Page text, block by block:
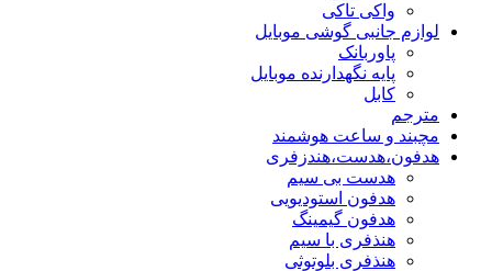
واکی تاکی
لوازم جانبی گوشی موبایل
پاوربانک
پایه نگهدارنده موبایل
کابل
مترجم
مچبند و ساعت هوشمند
هدفون،هدست،هندزفری
هدست بی سیم
هدفون استودیویی
هدفون گیمینگ
هنذفری با سیم
هنذفری بلوتوثی